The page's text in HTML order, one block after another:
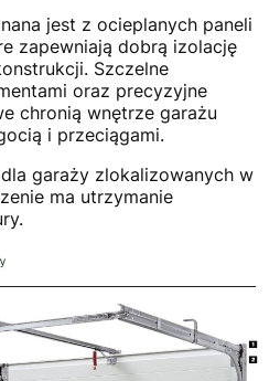
jest z ocieplanych paneli
zapewniają dobrą izolację
Szczelne
oraz precyzyjne
chronią wnętrze garażu
i przeciągami.
garaży zlokalizowanych w
ma utrzymanie